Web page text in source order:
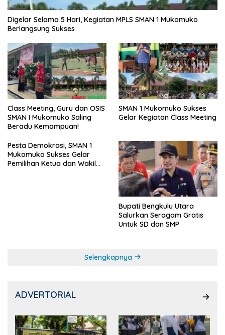
Digelar Selama 5 Hari, Kegiatan MPLS SMAN 1 Mukomuko
Berlangsung Sukses
Class Meeting, Guru dan OSIS
SMAN I Mukomuko Saling
Beradu Kemampuan!
SMAN 1 Mukomuko Sukses
Gelar Kegiatan Class Meeting
Pesta Demokrasi, SMAN 1
Mukomuko Sukses Gelar
Pemilihan Ketua dan Wakil
Bupati Bengkulu Utara
Salurkan Seragam Gratis
Untuk SD dan SMP
Selengkapnya
ADVERTORIAL